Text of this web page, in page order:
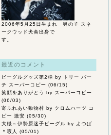
2006年5月25日生まれ 男の子 スネ
ークウッド犬舎出身で
す。
最近のコメント
ビーグルグッズ第2弾 by トリー バー
チ スーパーコピー (06/15)
笑顔をありがとう
by スーパーコピー
(06/03)
寄ふれあい動物村 by クロムハーツ コ
ピー 激安 (05/30)
大磯～伊勢原迷子ビーグル by よつば
＊暇人 (05/01)